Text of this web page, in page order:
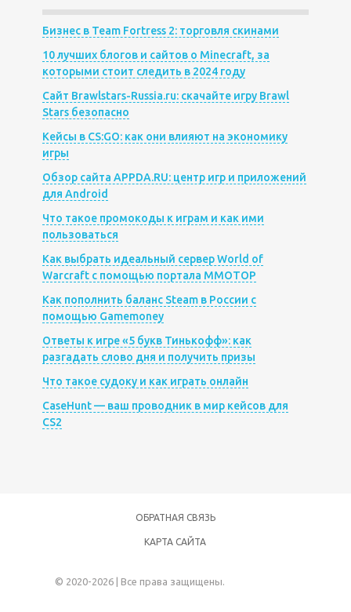
Бизнес в Team Fortress 2: торговля скинами
10 лучших блогов и сайтов о Minecraft, за
которыми стоит следить в 2024 году
Сайт Brawlstars-Russia.ru: скачайте игру Brawl
Stars безопасно
Кейсы в CS:GO: как они влияют на экономику
игры
Обзор сайта APPDA.RU: центр игр и приложений
для Android
Что такое промокоды к играм и как ими
пользоваться
Как выбрать идеальный сервер World of
Warcraft с помощью портала MMOTOP
Как пополнить баланс Steam в России с
помощью Gamemoney
Ответы к игре «5 букв Тинькофф»: как
разгадать слово дня и получить призы
Что такое судоку и как играть онлайн
CaseHunt — ваш проводник в мир кейсов для
CS2
ОБРАТНАЯ СВЯЗЬ
КАРТА САЙТА
© 2020-2026 | Все права защищены.